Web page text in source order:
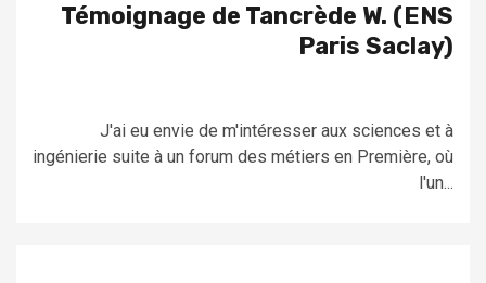
Témoignage de Tancrède W. (ENS
Paris Saclay)
J'ai eu envie de m'intéresser aux sciences et à
ingénierie suite à un forum des métiers en Première, où
l'un...